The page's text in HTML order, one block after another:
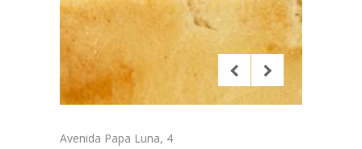
Avenida Papa Luna, 4